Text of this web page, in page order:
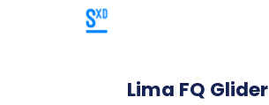
Lima FQ Glider